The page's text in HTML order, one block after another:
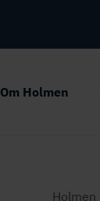
Om Holmen
Holmen